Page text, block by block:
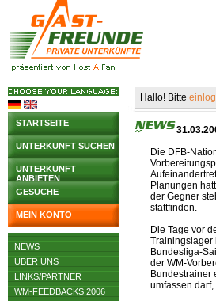
STARTSEITE
UNTERKUNFT SUCHEN
UNTERKUNFT
ANBIETEN
GESUCHE
MEIN KONTO
NEWS
ÜBER UNS
LINKS/PARTNER
WM-FEEDBACKS 2006
Hallo! Bitte
Die DFB-
Planungen
der Gegner
stattfinden.
Die Tage vor
Trainingslager
Bundesliga-
der WM-
Bundestrainer
umfassen darf,